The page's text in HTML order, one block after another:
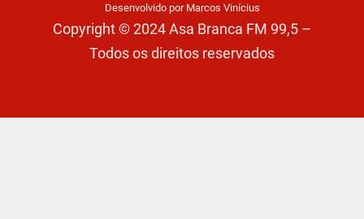
Desenvolvido por Marcos Vinícius
Copyright © 2024 Asa Branca FM 99,5 –
Todos os direitos reservados